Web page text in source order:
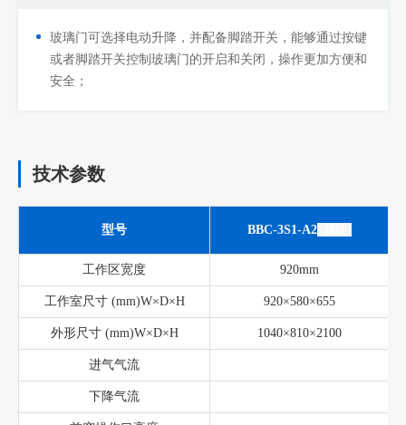
玻璃门可选择电动升降，并配备脚踏开关，能够通过按键
或者脚踏开关控制玻璃门的开启和关闭，操作更加方便和
安全；
技术参数
型号 BBC-3S1-A2（U）
工作区宽度 920mm
工作室尺寸 (mm)W×D×H 920×580×655
外形尺寸 (mm)W×D×H 1040×810×2100
进气气流
下降气流